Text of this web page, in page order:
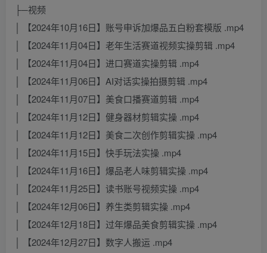
├─视频
│ 【2024年10月16日】账号申诉加爆品五白粉套模版 .mp4
│ 【2024年11月04日】老年生活赛道视频实操剪辑 .mp4
│ 【2024年11月04日】进口赛道实操剪辑 .mp4
│ 【2024年11月06日】AI对话实操拍摄剪辑 .mp4
│ 【2024年11月07日】美食口播赛道剪辑 .mp4
│ 【2024年11月12日】健身器材剪辑实操 .mp4
│ 【2024年11月12日】美食二次创作剪辑实操 .mp4
│ 【2024年11月15日】快手玩法实操 .mp4
│ 【2024年11月16日】爆品老人味剪辑实操 .mp4
│ 【2024年11月25日】读书账号视频实操 .mp4
│ 【2024年12月06日】养生类剪辑实操 .mp4
│ 【2024年12月18日】过年爆品美食剪辑实操 .mp4
│ 【2024年12月27日】数字人搬运 .mp4